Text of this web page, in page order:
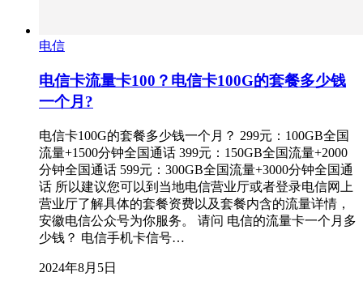
电信
电信卡流量卡100？电信卡100G的套餐多少钱
一个月?
电信卡100G的套餐多少钱一个月？ 299元：100GB全国
流量+1500分钟全国通话 399元：150GB全国流量+2000
分钟全国通话 599元：300GB全国流量+3000分钟全国通
话 所以建议您可以到当地电信营业厅或者登录电信网上
营业厅了解具体的套餐资费以及套餐内含的流量详情，
安徽电信公众号为你服务。 请问 电信的流量卡一个月多
少钱？ 电信手机卡信号…
2024年8月5日